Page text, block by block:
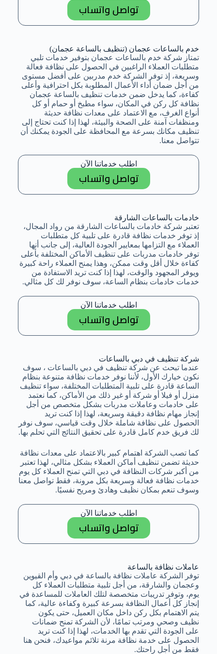
تواصل واتساب
خدم بالساعات عجمان (تنظيف بالساعة عجمان)
تمتاز شركة خدم بالساعات عجمان بتوفير خدمات تلبي
متطلبات العملاء الراغبين في الحصول على نظافة فعالة
وسريعة، إذ توفر الشركة خدم مدربين على أفضل مستوى
من أجل ضمان أداء الأعمال المطلوبة بكل احترافية وأعلى
كفاءة، كما يدخل ضمن خدمات تنظيف بالساعة عجمان
نظافة كل ركن في المكان، سواء مطبخ أو حمام أو كل
أنواع الغرف، مع الاعتماد على معدات نظافة حديثة
ومنظفات آمنة على الصحة والبيئة، لهذا إذا كنت تحتاج إلى
تنظيف مكانك بسرعة مع المحافظة على الجودة يمكنك أن
تتواصل معنا.
اطلب خدماتنا الآن
تواصل واتساب
خادمات بالساعات الشارقة
تعتبر شركة خادمات بالساعات الشارقة من رواد المجال،
إذ توفر خدمات نظافة قادرة على تلبية كل متطلبات
العملاء مع التزامها بمعايير الجودة العالية، إلى جانب أنها
توفر خادمات مدربات على تنظيف الأماكن المختلفة بأعلى
كفاءة خلال أقل وقت ممكن، وهذا يمنح العملاء راحة كبيرة
ويوفر المجهود والوقت، لهذا إذا كنت تريد الاستفادة من
خدمات خادمات بنظام الساعة، سوف نوفر لك كل مثالي.
اطلب خدماتنا الآن
تواصل واتساب
شركة تنظيف في دبي بالساعات
عندما تبحث عن شركة تنظيف في دبي بالساعات ، سوف
نكون خيارك الأول، لأننا نوفر خدمات نظافة متنوعة بنظام
الساعة قادرة على تلبية المتطلبات المختلفة، سواء تنظيف
منزل أو فيلا أو شركة أو غير ذلك من الأماكن، كما نعتمد
على خادمات وعاملات مدربات بشكل متخصص من أجل
إنجاز مهام نظافة دقيقة وسريعة، لهذا إذا كنت تريد
الحصول على نظافة شاملة خلال وقت قياسي، سوف نوفر
لك فريق خدم كامل قادرة على تحقيق النتائج التي تحلم بها.
كما تصب الشركة اهتمام كبير بالاعتماد على معدات نظافة
حديثة تضمن تنظيف أماكن العملاء بشكل مثالي، لهذا تعتبر
من أكبر شركات النظافة في دبي التي تمنح العملاء كل يوم
خدمات نظافة فعالة وسريعة بكل مرونة، فقط تواصل معنا
وسوف تنعم بمكان نظيف وهادئ ومريح نفسيًا.
اطلب خدماتنا الآن
تواصل واتساب
عاملات نظافة بالساعة
توفر الشركة عاملات نظافة بالساعة في دبي وأم القيوين
وعجمان والشارقة، من أجل تلبية متطلبات العملاء كل
يوم، وتوفر تدريبات متخصصة لتلك العاملات للمساعدة في
إنجاز كل أعمال النظافة بسرعة كبيرة وكفاءة عالية، كما
يتم الاهتمام بكل ركن داخل مكان العميل، حتى يكون
نظيف وصحي ومرتب تمامًا، لأن الشركة تمنح ضمانات
على الجودة التي تقدم بها الخدمات، لهذا إذا كنت تريد
الحصول على خدمة نظافة مرنة تلائم مواعيدك، فنحن هنا
فقط من أجل راحتك.